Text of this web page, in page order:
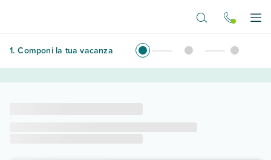
1. Componi la tua vacanza